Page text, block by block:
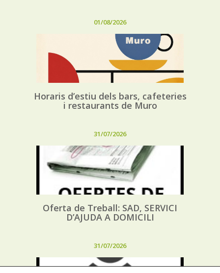
01/08/2026
Horaris d’estiu dels bars, cafeteries
i restaurants de Muro
31/07/2026
Oferta de Treball: SAD, SERVICI
D’AJUDA A DOMICILI
31/07/2026